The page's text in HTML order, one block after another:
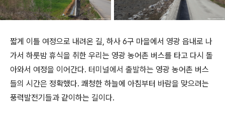
짧게 이틀 여정으로 내려온 길, 하사 6구 마을에서 영광 읍내로 나
가서 하룻밤 휴식을 취한 우리는 영광 농어촌 버스를 타고 다시 돌
아와서 여정을 이어간다. 터미널에서 출발하는 영광 농어촌 버스
들의 시간은 정확했다. 쾌청한 하늘에 아침부터 바람을 맞으려는
풍력발전기들과 같이하는 길이다.